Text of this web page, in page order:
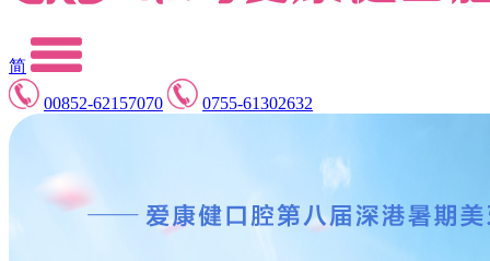
简
00852-62157070
0755-61302632